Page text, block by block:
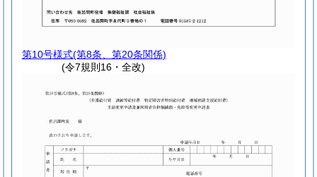
第10号様式(第8条、第20条関係)
(令7規則16・全改)